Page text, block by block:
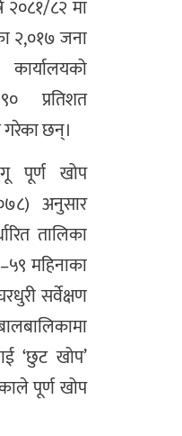
२०८१/८२ मा
२,०१७ जना
प्रतिशत
गरेका छन्।
पूर्ण खोप
अनुसार
तालिका
महिनाका
सर्वेक्षण
‘छुट खोप’
पूर्ण खोप